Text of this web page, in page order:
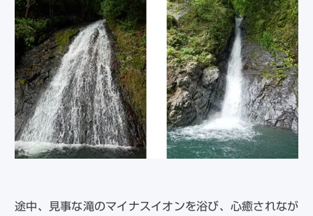
途中、見事な滝のマイナスイオンを浴び、心癒されなが